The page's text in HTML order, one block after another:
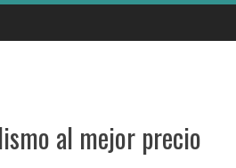
al mejor precio